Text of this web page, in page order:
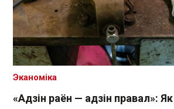
«Адзін раён — адзін правал»:
Эканоміка